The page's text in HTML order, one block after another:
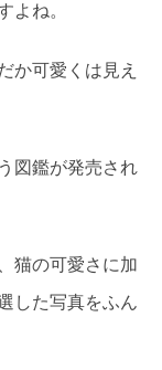
よね。
か可愛くは見え
図鑑が発売され
猫の可愛さに加
した写真をふん